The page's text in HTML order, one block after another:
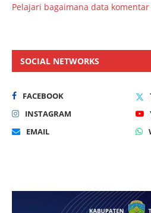
Pelajari bagaimana data
SOCIAL NETWORKS
FACEBOOK
INSTAGRAM
EMAIL